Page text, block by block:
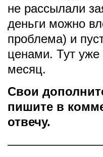
не рассылали
деньги можно
проблема) и
ценами. Тут уже
месяц.
Свои
пишите в
отвечу.